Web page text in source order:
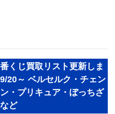
くじ買取リスト更新しま
20～ ベルセルク・チェン
・プリキュア・ぼっちざ
ど